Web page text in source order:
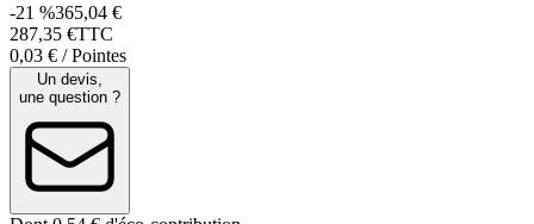
-21 %365,04 €
287,35 €TTC
0,03 € / Pointes
Un devis,
une question ?